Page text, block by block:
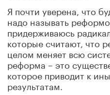
Я почти уверена, что
надо называть
придерживаюсь
которые считают, что
целом меняет всю
реформа – это
которое приводит к
результатам.